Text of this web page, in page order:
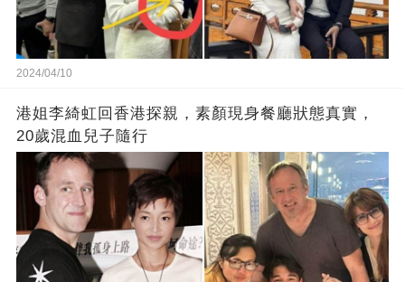
2024/04/10
港姐李綺虹回香港探親，素顏現身餐廳狀態真實，
20歲混血兒子隨行